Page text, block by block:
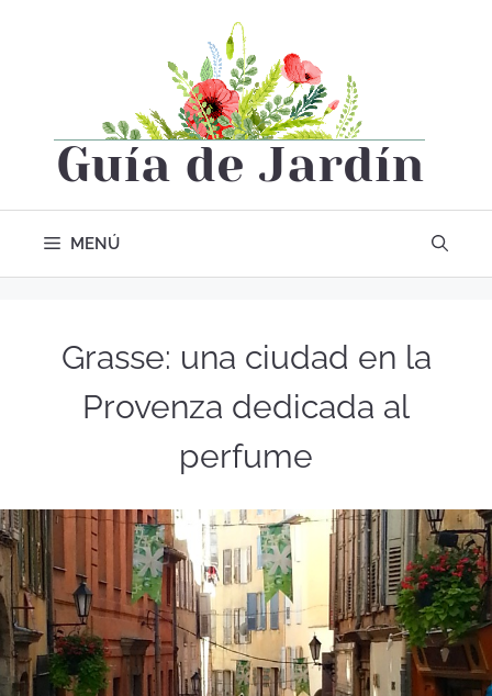
MENÚ
Grasse: una ciudad en la
Provenza dedicada al
perfume